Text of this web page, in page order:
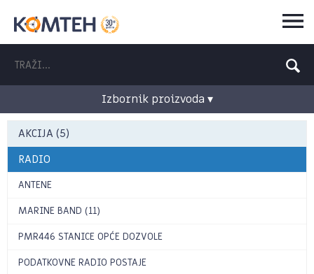
Izbornik proizvoda ▾
AKCIJA (5)
RADIO
ANTENE
MARINE BAND (11)
PMR446 STANICE OPĆE DOZVOLE
PODATKOVNE RADIO POSTAJE